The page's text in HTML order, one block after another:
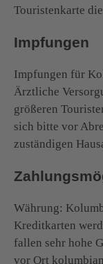
Touristenkarte
Impfungen
Impfungen für
Ärztliche
größeren
sich bitte vor
zuständigen
Währung:
Kreditkarten
fallen sehr hohe
vor Ort